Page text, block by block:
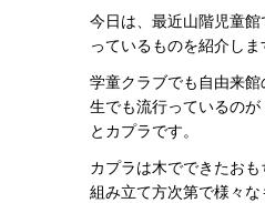
今日は、最近山階児童館
っているものを紹介しま
学童クラブでも自由来館
生でも流行っているのが
とカプラです。
カプラは木でできたおも
組み立て方次第で様々な